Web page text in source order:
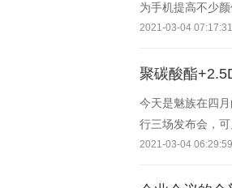
为手机提高不少
手机的多在两千
2021-03-04 07:17:31
聚碳酸酯
今天是魅族在四
行三场发布会，
了不少消费者的
2021-03-04 06:29:59